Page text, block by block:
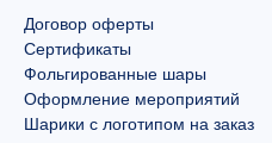
Договор оферты
Сертификаты
Фольгированные шары
Оформление мероприятий
Шарики с логотипом на заказ